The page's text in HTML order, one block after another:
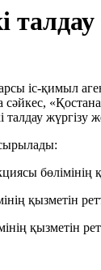
іс-қимыл
сәйкес,
жүргізу
бөлімінің
қызметін
қызметін